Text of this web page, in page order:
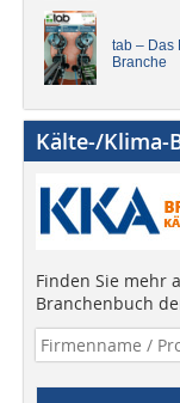
tab – Das
Branche
Kälte-/Klima-
Finden Sie mehr
Branchenbuch